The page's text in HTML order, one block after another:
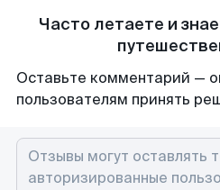
Часто летаете и
Оставьте комментарий —
пользователям принять